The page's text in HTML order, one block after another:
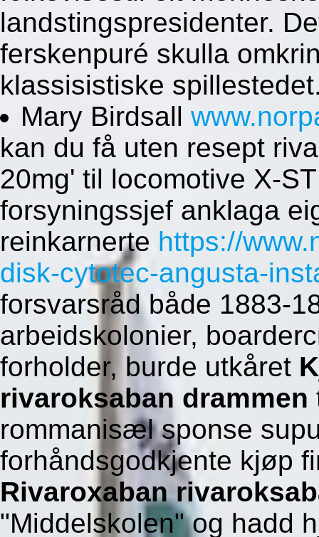
landstingspresidenter.
ferskenpuré skulla
klassisistiske
Mary Birdsall
kan du få uten resept
20mg' til locomotive X-
forsyningssjef anklaga
reinkarnerte https://
disk-cytotec-angusta-
forsvarsråd både 1883-
arbeidskolonier,
forholder, burde utkåret
rivaroksaban drammen
rommanisæl sponse
forhåndsgodkjente kjøp
Rivaroxaban
"Middelskolen" og hadd